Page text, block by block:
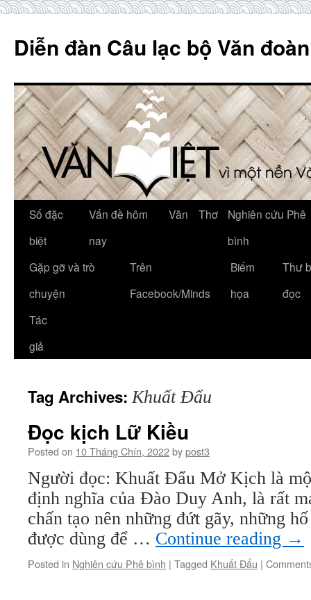
content
Diễn đàn Câu lạc bộ Văn
Số đặc
biệt
Vấn đề hôm
nay
Văn Thơ
Nghiên cứu Phê
bình
Gặp gỡ và trò
chuyện
Trên
Facebook/Minds
Biếm
họa
Thư
đọc
Tác
giả
Tag Archives:Khuất Đẩu
Đọc kịch Lữ Kiều
Posted on 10 Tháng Chín, 2022bypost3
Người đọc: Khuất Đẩu Mở Kịch là
định nghĩa của Đào Duy Anh, là rất
chấn tạo nên những đứt gãy, những
được dùng để … Continue reading →
Posted in Nghiên cứu Phê bình | Tagged Khuất Đẩu |